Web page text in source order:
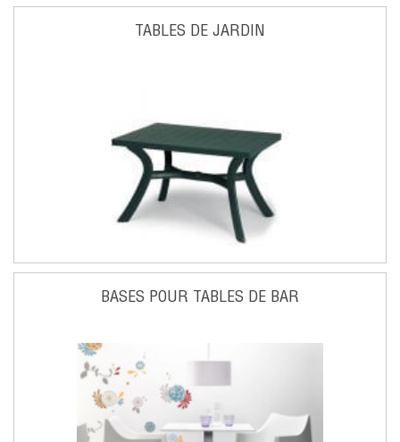
TABLES DE JARDIN
BASES POUR TABLES DE BAR